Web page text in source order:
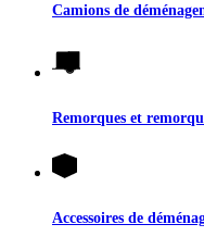
Camions de
Remorques et
Accessoires de